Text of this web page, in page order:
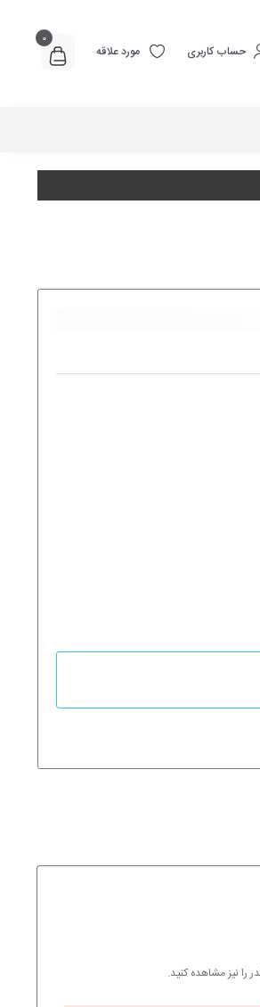
حساب کاربری مورد علاقه
0